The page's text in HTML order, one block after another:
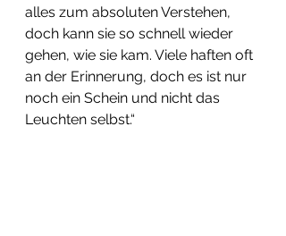
alles zum absoluten Verstehen,
doch kann sie so schnell wieder
gehen, wie sie kam. Viele haften oft
an der Erinnerung, doch es ist nur
noch ein Schein und nicht das
Leuchten selbst.“